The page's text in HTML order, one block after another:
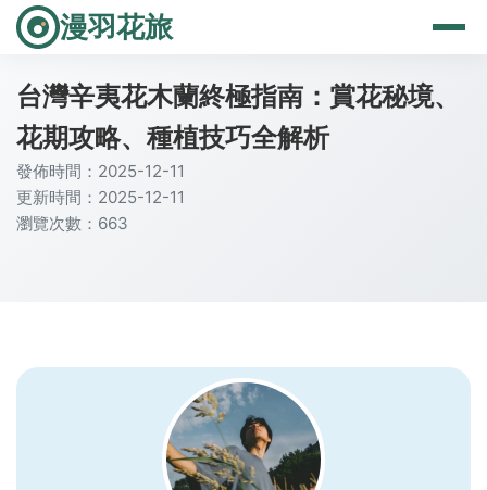
漫羽花旅
台灣辛夷花木蘭終極指南：賞花秘境、
花期攻略、種植技巧全解析
發佈時間：2025-12-11
更新時間：2025-12-11
瀏覽次數：663